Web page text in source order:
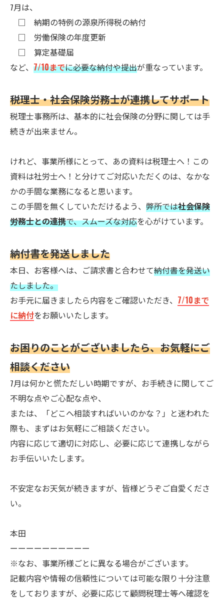
7月は、
□ 納期の特例の源泉所得税の納付
□ 労働保険の年度更新
□ 算定基礎届
など、 7/10までに必要な納付や提出が重なっています。
税理士・社会保険労務士が連携してサポート
税理士事務所は、基本的に社会保険の分野に関しては手
続きが出来ません。
けれど、事業所様にとって、あの資料は税理士へ！この
資料は社労士へ！と分けてご対応いただくのは、なかな
かの手間な業務になると思います。
この手間を無くしていただけるよう、 弊所では社会保険
労務士との連携で、スムーズな対応を心がけています。
納付書を発送しました
本日、お客様へは、ご請求書と合わせて納付書を発送い
たしました。
お手元に届きましたら内容をご確認いただき、 7/10まで
に納付をお願いいたします。
お困りのことがございましたら、お気軽にご
相談ください
7月は何かと慌ただしい時期ですが、お手続きに関してご
不明な点やご心配な点や、
または、「どこへ相談すればいいのかな？」と迷われた
際も、まずはお気軽にご相談ください。
内容に応じて適切に対応し、必要に応じて連携しながら
お手伝いいたします。
不安定なお天気が続きますが、皆様どうぞご自愛くださ
い。
本田
ーーーーーーーーーー
※なお、事業所様ごとに異なる場合がございます。
記載内容や情報の信頼性については可能な限り十分注意
をしておりますが、必要に応じて顧問税理士等へ確認を